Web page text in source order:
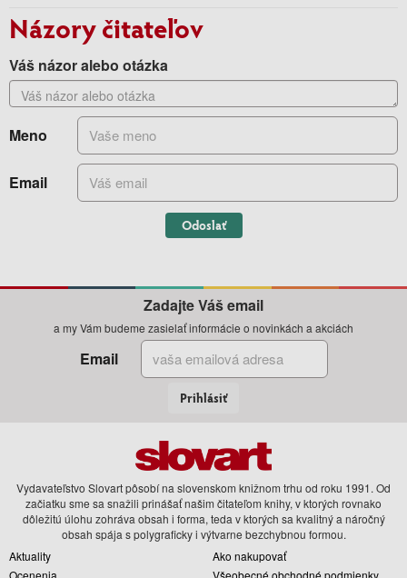
Názory čitateľov
Váš názor alebo otázka
Meno
Email
Odoslať
Zadajte Váš email
a my Vám budeme zasielať informácie o novinkách a akciách
Email
Prihlásiť
Vydavateľstvo Slovart pôsobí na slovenskom knižnom trhu od roku 1991. Od
začiatku sme sa snažili prinášať našim čitateľom knihy, v ktorých rovnako
dôležitú úlohu zohráva obsah i forma, teda v ktorých sa kvalitný a náročný
obsah spája s polygraficky i výtvarne bezchybnou formou.
Aktuality
Ocenenia
Ako nakupovať
Všeobecné obchodné podmienky